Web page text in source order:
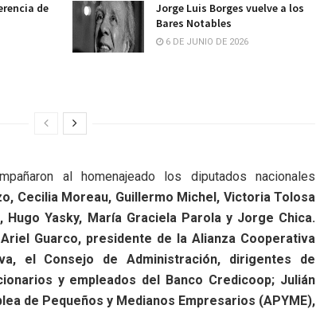
de
Jorge Luis Borges vuelve a los
Bares Notables
6 DE JUNIO DE 2026
al homenajeado los diputados nacionales
Cecilia Moreau, Guillermo Michel, Victoria Tolosa
Hugo Yasky, María Graciela Parola y Jorge Chica.
Guarco, presidente de la Alianza Cooperativa
el Consejo de Administración, dirigentes de
y empleados del Banco Credicoop; Julián
de Pequeños y Medianos Empresarios (APYME),